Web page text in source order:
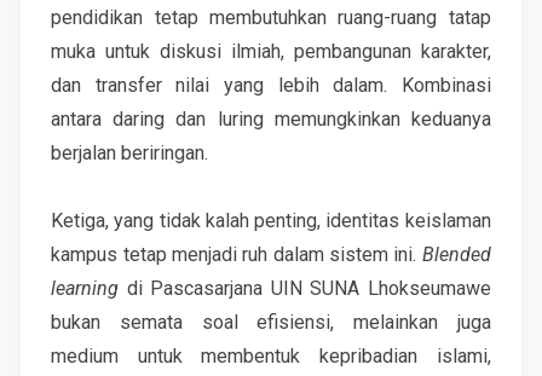
pendidikan tetap membutuhkan ruang-ruang tatap
muka untuk diskusi ilmiah, pembangunan karakter,
dan transfer nilai yang lebih dalam. Kombinasi
antara daring dan luring memungkinkan keduanya
berjalan beriringan.
Ketiga, yang tidak kalah penting, identitas keislaman
kampus tetap menjadi ruh dalam sistem ini. Blended
learning di Pascasarjana UIN SUNA Lhokseumawe
bukan semata soal efisiensi, melainkan juga
medium untuk membentuk kepribadian islami,